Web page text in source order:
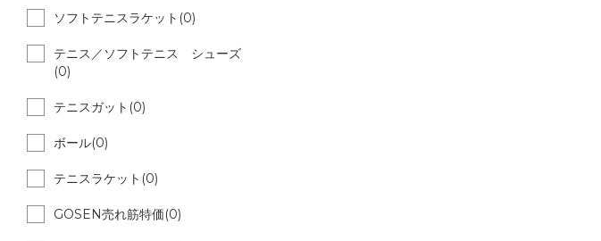
ソフトテニスラケット(0)
テニス／ソフトテニス シューズ
(0)
テニスガット(0)
ボール(0)
テニスラケット(0)
GOSEN売れ筋特価(0)